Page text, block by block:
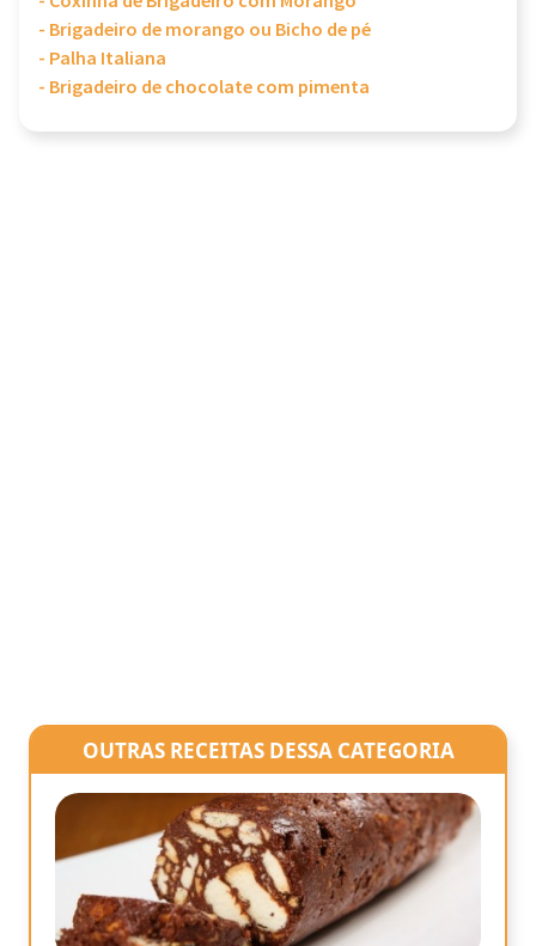
- Brigadeiro de morango ou Bicho de pé
- Palha Italiana
- Brigadeiro de chocolate com pimenta
OUTRAS RECEITAS DESSA CATEGORIA